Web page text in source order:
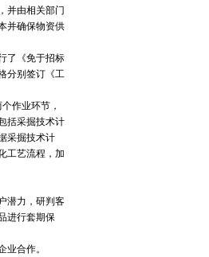
并由相关部门
并确保物资供
了《免于招标
分别签订《工
作业环节，
括采掘技术计
采掘技术计
工艺流程，加
潜力，研判客
进行套期保
合作。